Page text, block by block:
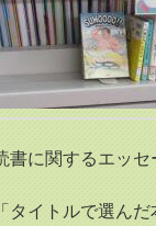
に関するエッセ
イトルで選んだ